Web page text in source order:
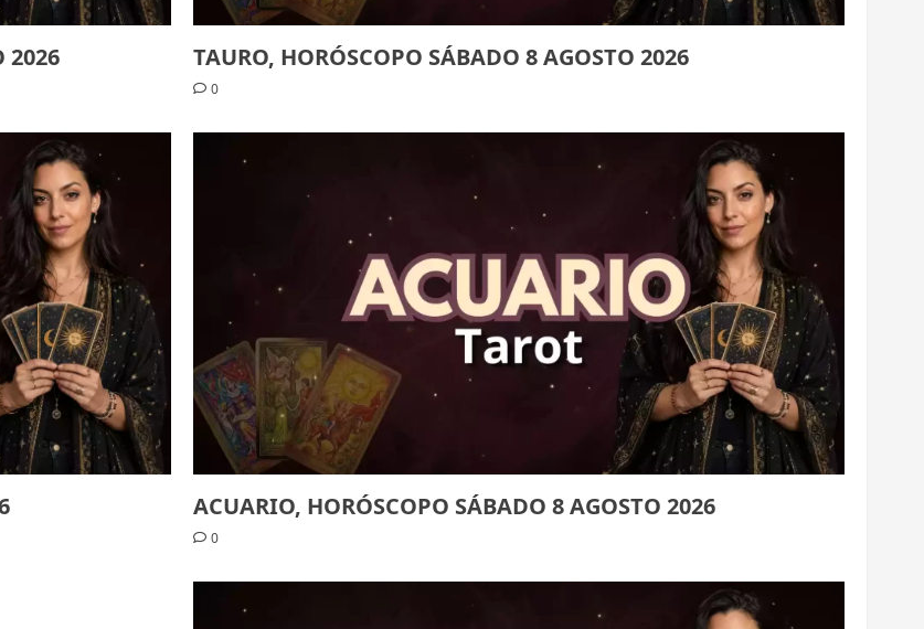
2026 TAURO, HORÓSCOPO SÁBADO 8 AGOSTO 2026
0
ACUARIO, HORÓSCOPO SÁBADO 8 AGOSTO 2026
0